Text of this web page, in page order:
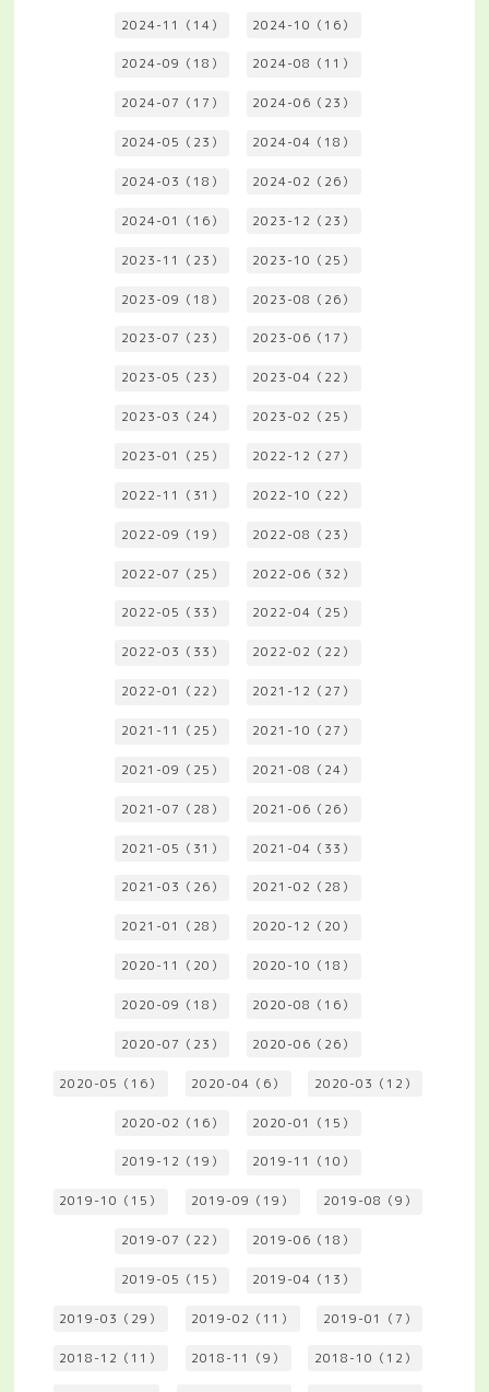
2024-11（14） 2024-10（16）
2024-09（18） 2024-08（11）
2024-07（17） 2024-06（23）
2024-05（23） 2024-04（18）
2024-03（18） 2024-02（26）
2024-01（16） 2023-12（23）
2023-11（23） 2023-10（25）
2023-09（18） 2023-08（26）
2023-07（23） 2023-06（17）
2023-05（23） 2023-04（22）
2023-03（24） 2023-02（25）
2023-01（25） 2022-12（27）
2022-11（31） 2022-10（22）
2022-09（19） 2022-08（23）
2022-07（25） 2022-06（32）
2022-05（33） 2022-04（25）
2022-03（33） 2022-02（22）
2022-01（22） 2021-12（27）
2021-11（25） 2021-10（27）
2021-09（25） 2021-08（24）
2021-07（28） 2021-06（26）
2021-05（31） 2021-04（33）
2021-03（26） 2021-02（28）
2021-01（28） 2020-12（20）
2020-11（20） 2020-10（18）
2020-09（18） 2020-08（16）
2020-07（23） 2020-06（26）
2020-05（16） 2020-04（6） 2020-03（12）
2020-02（16） 2020-01（15）
2019-12（19） 2019-11（10）
2019-10（15） 2019-09（19） 2019-08（9）
2019-07（22） 2019-06（18）
2019-05（15） 2019-04（13）
2019-03（29） 2019-02（11） 2019-01（7）
2018-12（11） 2018-11（9） 2018-10（12）